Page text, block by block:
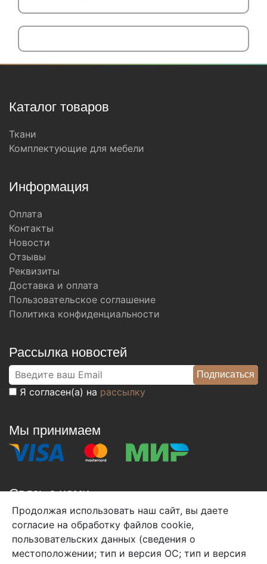
Каталог товаров
Ткани
Комплектующие для мебели
Информация
Оплата
Контакты
Новости
Отзывы
Реквизиты
Доставка и оплата
Пользовательское соглашение
Политика конфиденциальности
Рассылка новостей
Я согласен(а) на рассылку
Мы принимаем
Связь с нами
+7 (495) 933-38-08
info@arben-textile.ru- оптовые продажи
Продолжая использовать наш сайт, вы даете
согласие на обработку файлов cookie,
пользовательских данных (сведения о
местоположении; тип и версия ОС; тип и версия